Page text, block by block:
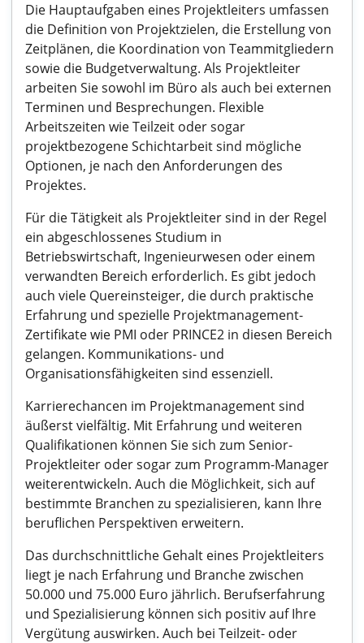
Die Hauptaufgaben eines Projektleiters umfassen
die Definition von Projektzielen, die Erstellung von
Zeitplänen, die Koordination von Teammitgliedern
sowie die Budgetverwaltung. Als Projektleiter
arbeiten Sie sowohl im Büro als auch bei externen
Terminen und Besprechungen. Flexible
Arbeitszeiten wie Teilzeit oder sogar
projektbezogene Schichtarbeit sind mögliche
Optionen, je nach den Anforderungen des
Projektes.
Für die Tätigkeit als Projektleiter sind in der Regel
ein abgeschlossenes Studium in
Betriebswirtschaft, Ingenieurwesen oder einem
verwandten Bereich erforderlich. Es gibt jedoch
auch viele Quereinsteiger, die durch praktische
Erfahrung und spezielle Projektmanagement-
Zertifikate wie PMI oder PRINCE2 in diesen Bereich
gelangen. Kommunikations- und
Organisationsfähigkeiten sind essenziell.
Karrierechancen im Projektmanagement sind
äußerst vielfältig. Mit Erfahrung und weiteren
Qualifikationen können Sie sich zum Senior-
Projektleiter oder sogar zum Programm-Manager
weiterentwickeln. Auch die Möglichkeit, sich auf
bestimmte Branchen zu spezialisieren, kann Ihre
beruflichen Perspektiven erweitern.
Das durchschnittliche Gehalt eines Projektleiters
liegt je nach Erfahrung und Branche zwischen
50.000 und 75.000 Euro jährlich. Berufserfahrung
und Spezialisierung können sich positiv auf Ihre
Vergütung auswirken. Auch bei Teilzeit- oder